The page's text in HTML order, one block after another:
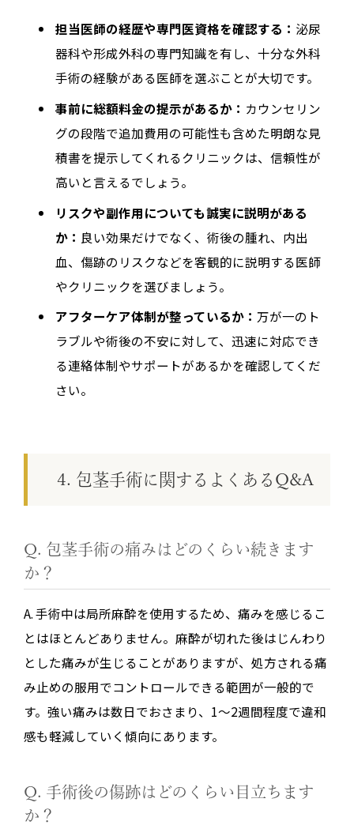
担当医師の経歴や専門医資格を確認する： 泌尿
器科や形成外科の専門知識を有し、十分な外科
手術の経験がある医師を選ぶことが大切です。
事前に総額料金の提示があるか： カウンセリン
グの段階で追加費用の可能性も含めた明朗な見
積書を提示してくれるクリニックは、信頼性が
高いと言えるでしょう。
リスクや副作用についても誠実に説明がある
か： 良い効果だけでなく、術後の腫れ、内出
血、傷跡のリスクなどを客観的に説明する医師
やクリニックを選びましょう。
アフターケア体制が整っているか：万が一のト
ラブルや術後の不安に対して、迅速に対応でき
る連絡体制やサポートがあるかを確認してくだ
さい。
4. 包茎手術に関するよくあるQ&A
Q. 包茎手術の痛みはどのくらい続きます
か？
A. 手術中は局所麻酔を使用するため、痛みを感じるこ
とはほとんどありません。麻酔が切れた後はじんわり
とした痛みが生じることがありますが、処方される痛
み止めの服用でコントロールできる範囲が一般的で
す。強い痛みは数日でおさまり、1〜2週間程度で違和
感も軽減していく傾向にあります。
Q. 手術後の傷跡はどのくらい目立ちます
か？